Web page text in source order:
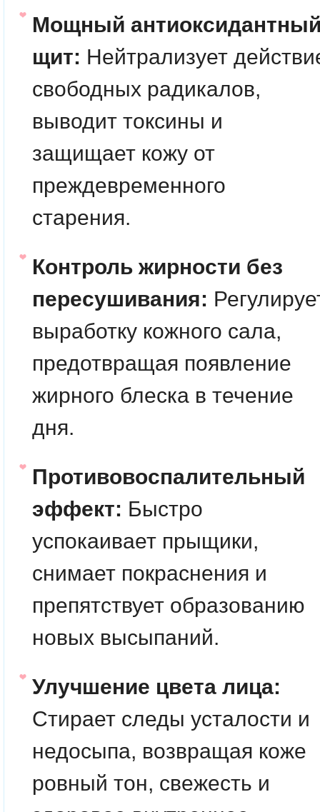
Мощный
щит: Нейтрализует
свободных радикалов,
выводит токсины и
защищает кожу от
преждевременного
старения.
Контроль жирности без
пересушивания:
выработку кожного сала,
предотвращая появление
жирного блеска в течение
дня.
Противовоспалительный
эффект: Быстро
успокаивает прыщики,
снимает покраснения и
препятствует образованию
новых высыпаний.
Улучшение цвета лица:
Стирает следы усталости и
недосыпа, возвращая коже
ровный тон, свежесть и